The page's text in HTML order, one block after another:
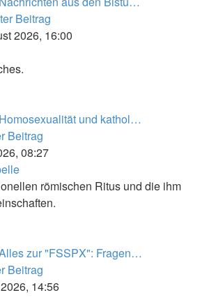
Beitrag
2026, 16:00
und kathol…
Beitrag
08:27
römischen Ritus und die ihm
zur "FSSPX": Fragen…
Beitrag
14:56